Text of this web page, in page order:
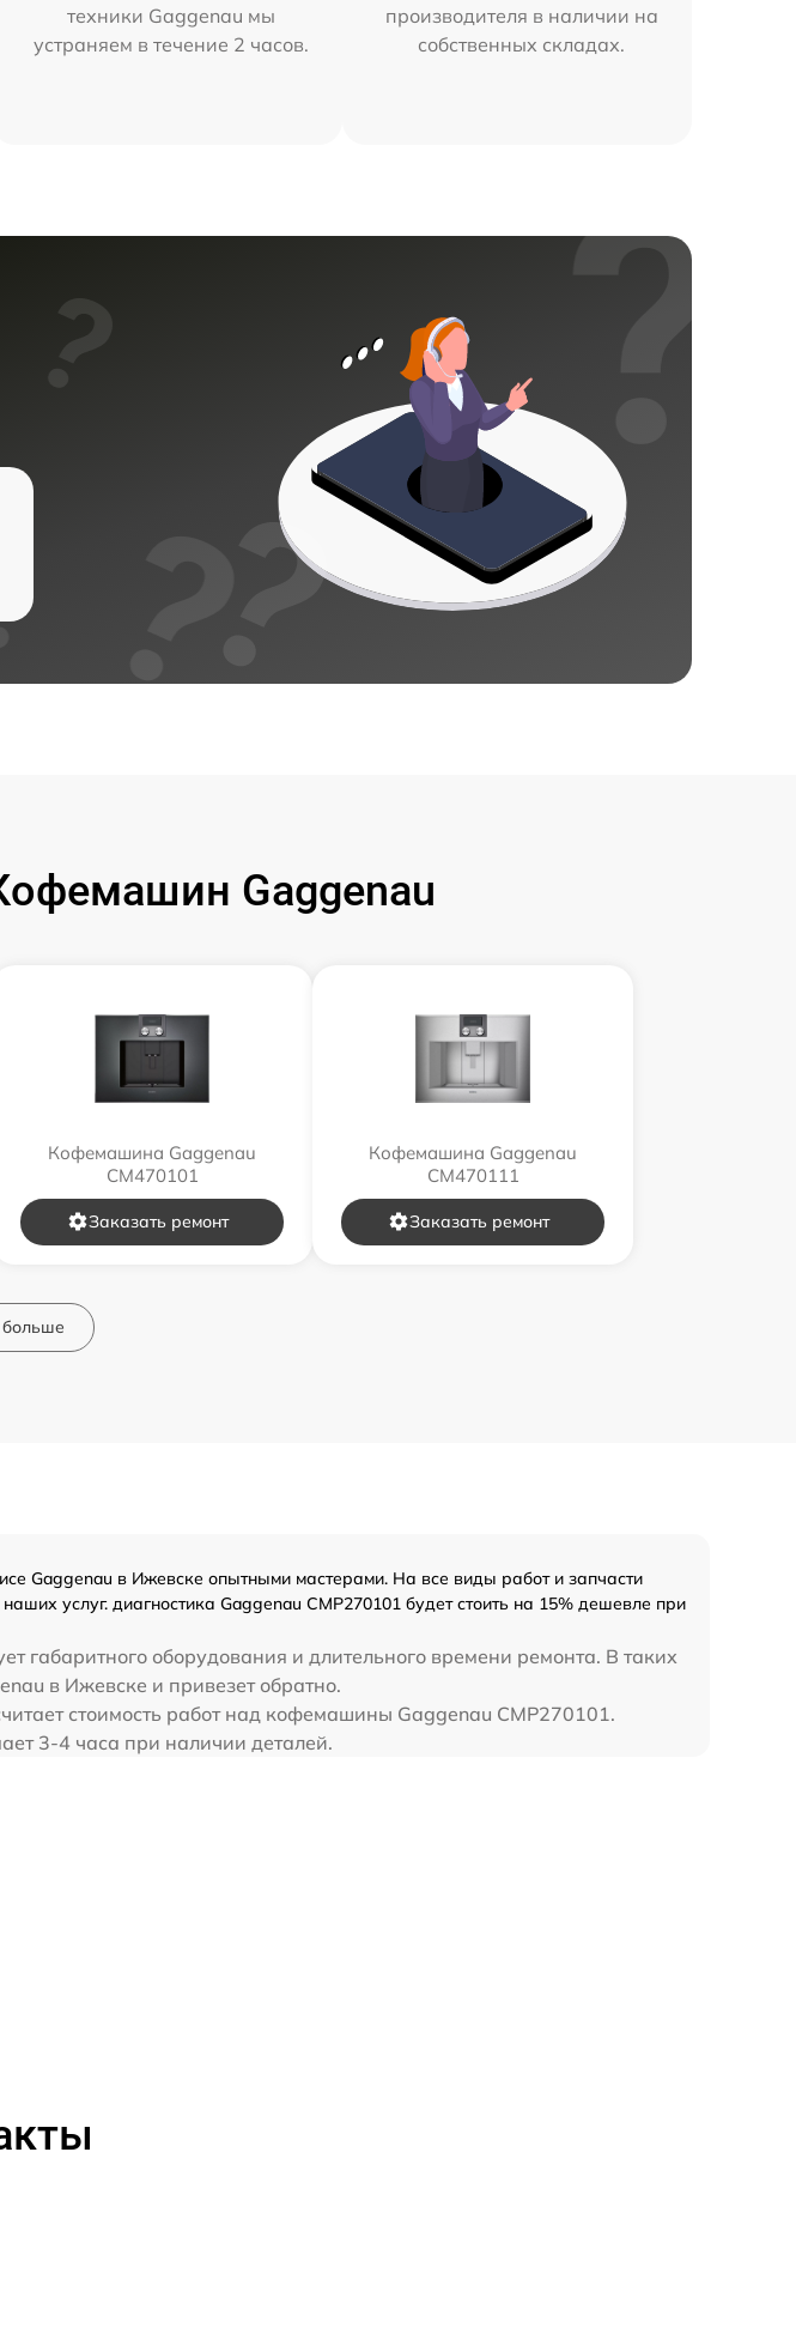
техники Gaggenau мы
устраняем в течение 2 часов.
производителя в наличии на
собственных складах.
Gaggenau
Кофемашина Gaggenau
CM470101
Заказать ремонт
Кофемашина Gaggenau
CM470111
Заказать ремонт
Gaggenau в Ижевске опытными мастерами. На все виды работ и запчасти
услуг. диагностика Gaggenau CMP270101 будет стоить на 15% дешевле при
габаритного оборудования и длительного времени ремонта. В таких
в Ижевске и привезет обратно.
стоимость работ над кофемашины Gaggenau CMP270101.
3-4 часа при наличии деталей.